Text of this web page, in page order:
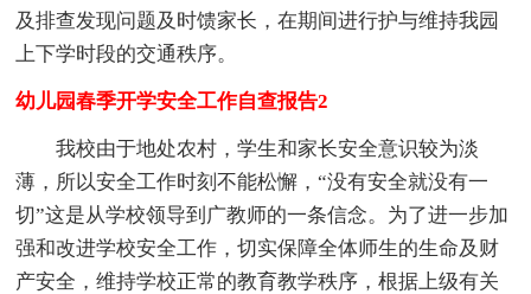
及排查发现问题及时馈家长，在期间进行护与维持我园
上下学时段的交通秩序。
幼儿园春季开学安全工作自查报告2
我校由于地处农村，学生和家长安全意识较为淡
薄，所以安全工作时刻不能松懈，“没有安全就没有一
切”这是从学校领导到广教师的一条信念。为了进一步加
强和改进学校安全工作，切实保障全体师生的生命及财
产安全，维持学校正常的教育教学秩序，根据上级有关